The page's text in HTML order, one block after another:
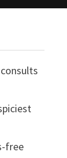
free